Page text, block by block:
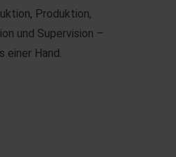
Produktion,
und Supervision –
einer Hand.